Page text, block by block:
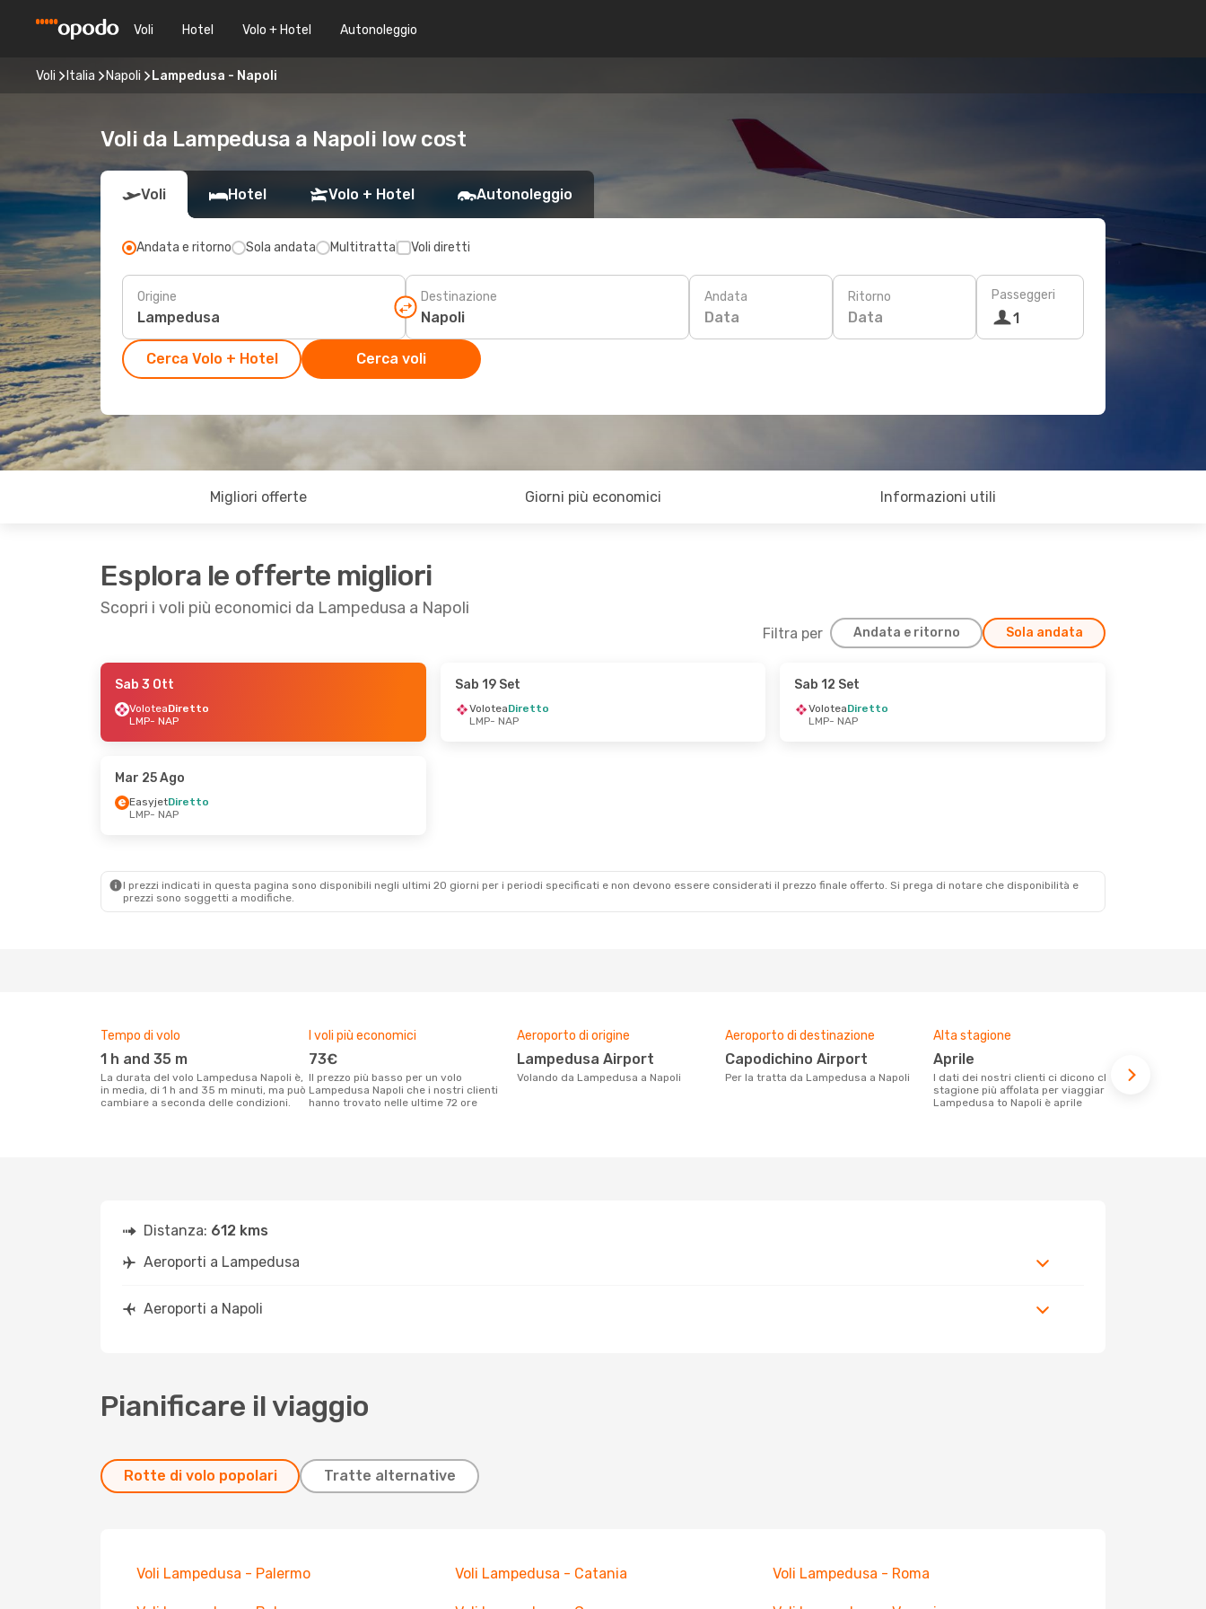
Voli Hotel Volo + Hotel Autonoleggio
Voli Italia Napoli Lampedusa - Napoli
Voli da Lampedusa a Napoli low cost
Voli Hotel Volo + Hotel Autonoleggio
Andata e ritorno Sola andata Multitratta Voli diretti
Origine Destinazione Andata
Data
Ritorno
Data
Passeggeri
1
Cerca Volo + Hotel Cerca voli
Migliori offerte Giorni più economici Informazioni utili
Esplora le offerte migliori
Scopri i voli più economici da Lampedusa a Napoli
Filtra per Andata e ritorno Sola andata
- Ven 28 Ago
Sab 3 Ott
VoloteaDiretto
LMP- NAP
Sab 19 Set
VoloteaDiretto
LMP- NAP
Sab 12 Set
VoloteaDiretto
LMP- NAP
Mar 25 Ago
EasyjetDiretto
LMP- NAP
I prezzi indicati in questa pagina sono disponibili negli ultimi 20 giorni per i periodi specificati e non devono essere considerati il ​​prezzo finale offerto. Si prega di notare che disponibilità e
prezzi sono soggetti a modifiche.
Tempo di volo
1 h and 35 m
La durata del volo Lampedusa Napoli è,
in media, di 1 h and 35 m minuti, ma può
cambiare a seconda delle condizioni.
I voli più economici
73€
Il prezzo più basso per un volo
Lampedusa Napoli che i nostri clienti
hanno trovato nelle ultime 72 ore
Aeroporto di origine
Lampedusa Airport
Volando da Lampedusa a Napoli
Aeroporto di destinazione
Capodichino Airport
Per la tratta da Lampedusa a Napoli
Alta stagione
aprile
I dati dei nostri clienti ci dicono che la
stagione più affolata per viaggiare da
Lampedusa to Napoli è aprile
Distanza: 612 kms
Aeroporti a Lampedusa
Aeroporti a Napoli
Pianificare il viaggio
Rotte di volo popolari Tratte alternative
Voli Lampedusa - Palermo Voli Lampedusa - Catania Voli Lampedusa - Roma